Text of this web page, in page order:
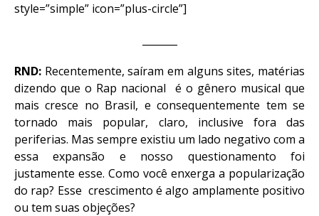
style=”simple” icon=”plus-circle”]
RND: Recentemente, saíram em alguns sites, matérias
dizendo que o Rap nacional é o gênero musical que
mais cresce no Brasil, e consequentemente tem se
tornado mais popular, claro, inclusive fora das
periferias. Mas sempre existiu um lado negativo com a
essa expansão e nosso questionamento foi
justamente esse. Como você enxerga a popularização
do rap? Esse crescimento é algo amplamente positivo
ou tem suas objeções?